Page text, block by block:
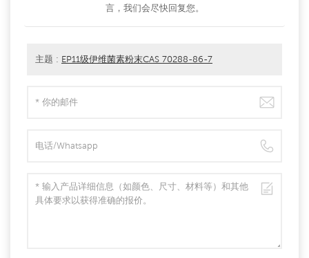
言，我们会尽快回复您。
主题 : EP11级伊维菌素粉末CAS 70288-86-7